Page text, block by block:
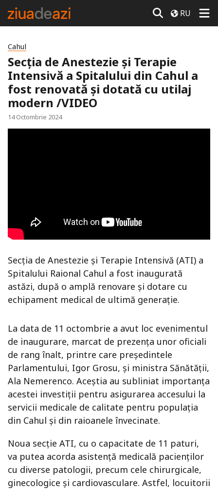
RU
Cahul
Secția de Anestezie și Terapie
Intensivă a Spitalului din Cahul a
fost renovată și dotată cu utilaj
modern /VIDEO
14 Octombrie 2024
Secția de Anestezie și Terapie Intensivă (ATI) a
Spitalului Raional Cahul a fost inaugurată
astăzi, după o amplă renovare și dotare cu
echipament medical de ultimă generație.
La data de 11 octombrie a avut loc evenimentul
de inaugurare, marcat de prezența unor oficiali
de rang înalt, printre care președintele
Parlamentului, Igor Grosu, și ministra Sănătății,
Ala Nemerenco. Aceștia au subliniat importanța
acestei investiții pentru asigurarea accesului la
servicii medicale de calitate pentru populația
din Cahul și din raioanele învecinate.
Noua secție ATI, cu o capacitate de 11 paturi,
va putea acorda asistență medicală pacienților
cu diverse patologii, precum cele chirurgicale,
ginecologice și cardiovasculare. Astfel, locuitorii